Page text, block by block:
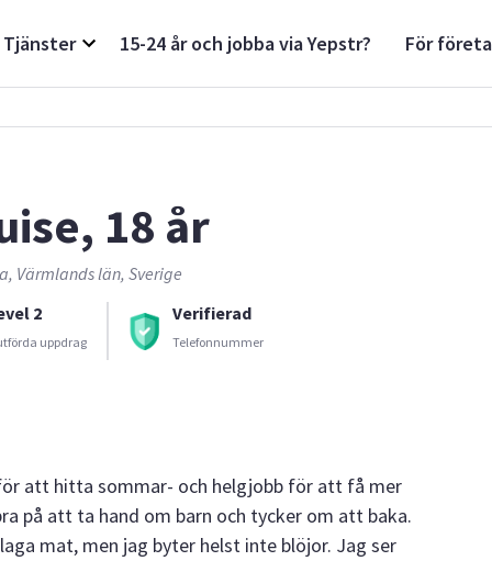
Tjänster 15-24 år och jobba via Yepstr? För
18 år
Värmlands län, Sverige
2
uppdrag
Verifierad
Telefonnummer
att hitta sommar- och helgjobb för att få mer
på att ta hand om barn och tycker om att baka.
mat, men jag byter helst inte blöjor. Jag ser